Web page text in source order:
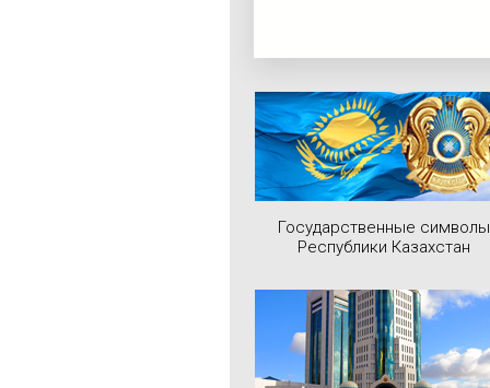
Государственные символы
Республики Казахстан